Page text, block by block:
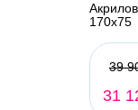
170х75
39
31